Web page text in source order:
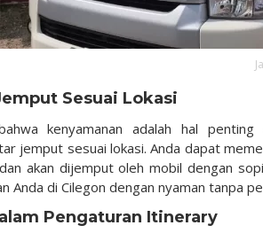
Sesuai Lokasi
kenyamanan adalah hal
jemput sesuai lokasi. Anda dapat
akan dijemput oleh mobil dengan
Anda di Cilegon dengan nyaman tanpa
Pengaturan Itinerary